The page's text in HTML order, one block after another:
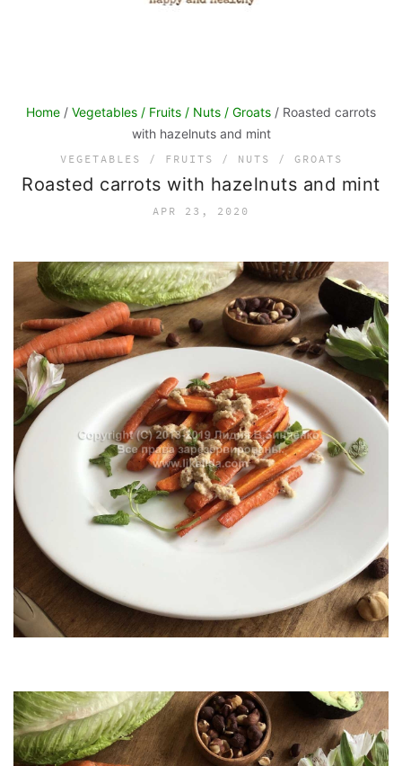
Home / Vegetables / Fruits / Nuts / Groats / Roasted carrots
with hazelnuts and mint
VEGETABLES / FRUITS / NUTS / GROATS
Roasted carrots with hazelnuts and mint
APR 23, 2020